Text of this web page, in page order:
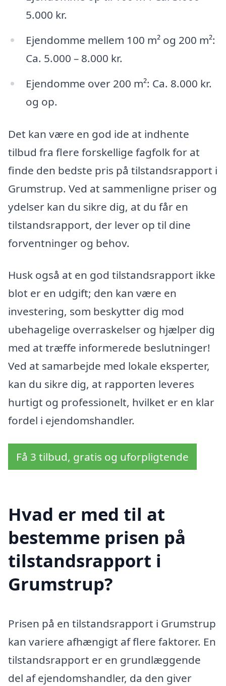
5.000 kr.
Ejendomme mellem 100 m² og 200 m²:
Ca. 5.000 – 8.000 kr.
Ejendomme over 200 m²: Ca. 8.000 kr.
og op.
Det kan være en god ide at indhente
tilbud fra flere forskellige fagfolk for at
finde den bedste pris på tilstandsrapport i
Grumstrup. Ved at sammenligne priser og
ydelser kan du sikre dig, at du får en
tilstandsrapport, der lever op til dine
forventninger og behov.
Husk også at en god tilstandsrapport ikke
blot er en udgift; den kan være en
investering, som beskytter dig mod
ubehagelige overraskelser og hjælper dig
med at træffe informerede beslutninger!
Ved at samarbejde med lokale eksperter,
kan du sikre dig, at rapporten leveres
hurtigt og professionelt, hvilket er en klar
fordel i ejendomshandler.
Få 3 tilbud, gratis og uforpligtende
Hvad er med til at
bestemme prisen på
tilstandsrapport i
Grumstrup?
Prisen på en tilstandsrapport i Grumstrup
kan variere afhængigt af flere faktorer. En
tilstandsrapport er en grundlæggende
del af ejendomshandler, da den giver